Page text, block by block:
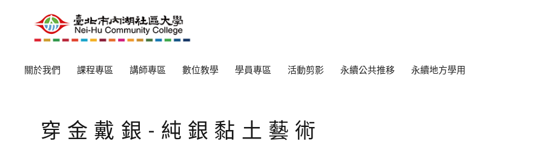
關於我們 課程專區 講師專區 數位教學 學員專區 活動剪影 永續公共推移 永續地方學用
穿金戴銀-純銀黏土藝術